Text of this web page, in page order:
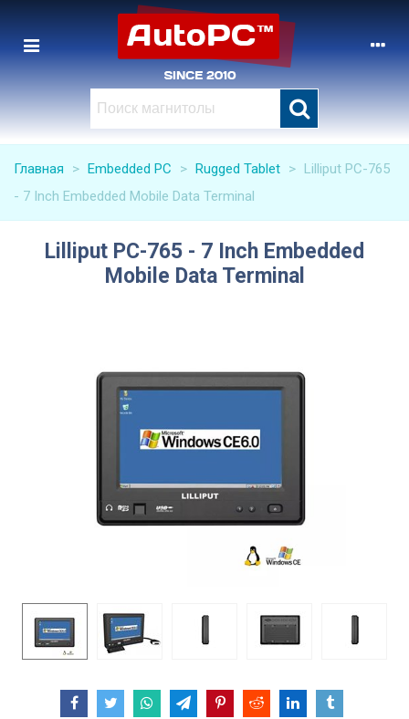
Главная > Embedded PC > Rugged Tablet > Lilliput PC-765
- 7 Inch Embedded Mobile Data Terminal
Lilliput PC-765 - 7 Inch Embedded
Mobile Data Terminal